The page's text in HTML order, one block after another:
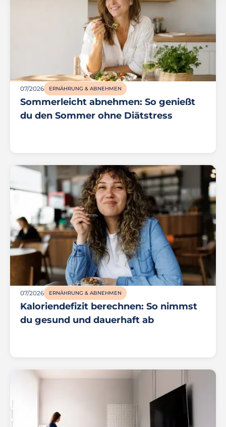
07/2026 ERNÄHRUNG & ABNEHMEN
Sommerleicht abnehmen: So genießt
du den Sommer ohne Diätstress
07/2026 ERNÄHRUNG & ABNEHMEN
Kaloriendefizit berechnen: So nimmst
du gesund und dauerhaft ab